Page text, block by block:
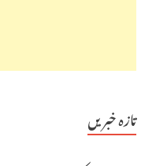
تازہ خبریں